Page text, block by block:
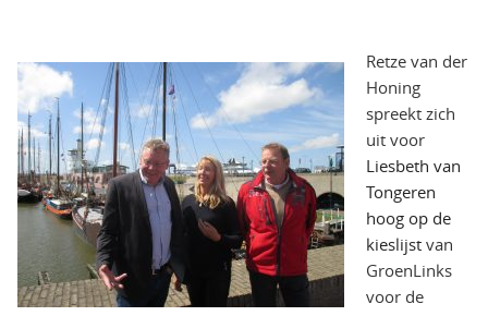
Retze van der
Honing
spreekt zich
uit voor
Liesbeth van
Tongeren
hoog op de
kieslijst van
GroenLinks
voor de